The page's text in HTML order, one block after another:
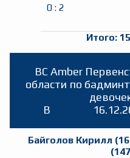
0 : 2
Итого:
BC Amber
области по
B
Байголов Кирилл (
(